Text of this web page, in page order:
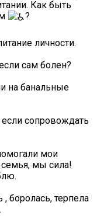
Как быть
?
личности.
сам болен?
на банальные
если сопровождать
мои
мы сила!
боролась, терпела